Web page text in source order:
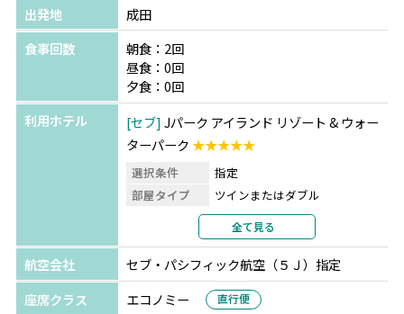
どんな過ごし方をしたら良いのか・・というお悩みが多く
ありました。
そ・こ・で！！！
空港到着までの時間を有効活用できちゃうプランを【無
料】でご用意しました♪
各帰国日で先着6名様までなので、お早めにスタッフまで
お申し込みくださいませ。
15:00-16:00頃 ご宿泊ホテル出発
18:00-20:00頃 SMモールorアヤラモールで買い物/お食事
をお楽しみください
20:00頃 モール出発して夜景が人気のトップスへ
出発地
成田
食事回数
朝食：2回
昼食：0回
夕食：0回
利用ホテル
セブ Jパーク アイランド リゾート & ウォー
ターパーク★★★★★
選択条件
指定
部屋タイプ
ツインまたはダブル
2名1室利用
部屋カテゴリ
デラックスガーデンルーム
全て見る
航空会社
セブ・パシフィック航空（５Ｊ）指定
座席クラス
エコノミー 直行便